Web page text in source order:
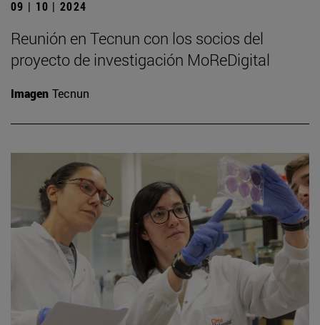
09 | 10 | 2024
Reunión en Tecnun con los socios del
proyecto de investigación MoReDigital
Imagen Tecnun